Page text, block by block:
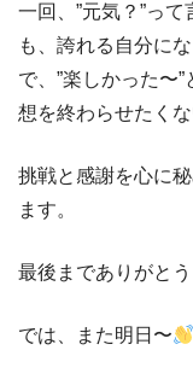
一回、”元気？”っ
も、誇れる自分に
で、”楽しかった〜
想を終わらせたくな
挑戦と感謝を心に
ます。
最後までありがとう
では、また明日〜